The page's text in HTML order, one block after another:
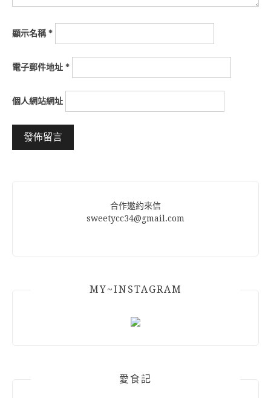
顯示名稱*
電子郵件地址 *
個人網站網址
合作邀約來信
sweetycc34@gmail.com
MY~INSTAGRAM
愛食記